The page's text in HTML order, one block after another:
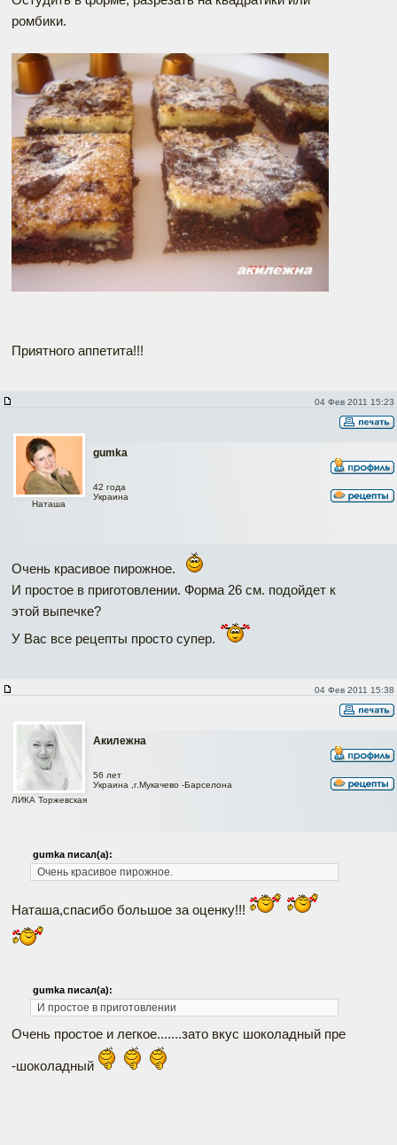
ромбики.
Приятного аппетита!!!
04 Фев 2011 15:23
gumka
Наташа
42 года
Украина
Очень красивое пирожное.
И простое в приготовлении. Форма 26 см. подойдет к
этой выпечке?
У Вас все рецепты просто супер.
04 Фев 2011 15:38
Акилежна
ЛИКА Торжевская
56 лет
Украина ,г.Мукачево -Барселона
gumka писал(а):
Очень красивое пирожное.
Наташа,спасибо большое за оценку!!!
gumka писал(а):
И простое в приготовлении
Очень простое и легкое.......зато вкус шоколадный пре
-шоколадный